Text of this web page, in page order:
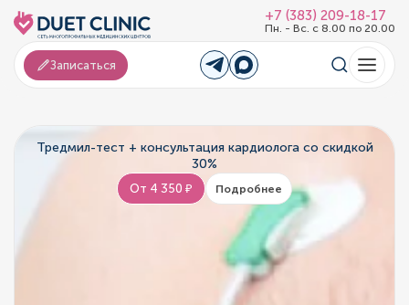
+7 (383) 209-18-17
Пн. - Вс. с 8.00 по 20.00
Записаться
Тредмил-тест + консультация кардиолога со скидкой
30%
От 4 350 ₽ Подробнее